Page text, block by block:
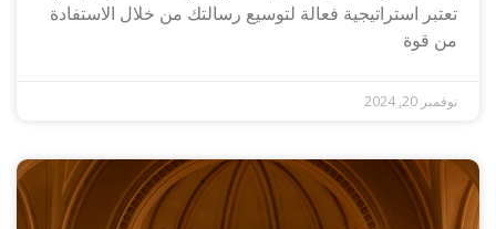
تعتبر استراتيجية فعالة لتوسيع رسالتك من خلال الاستفادة
من قوة
نوفمبر 20, 2024